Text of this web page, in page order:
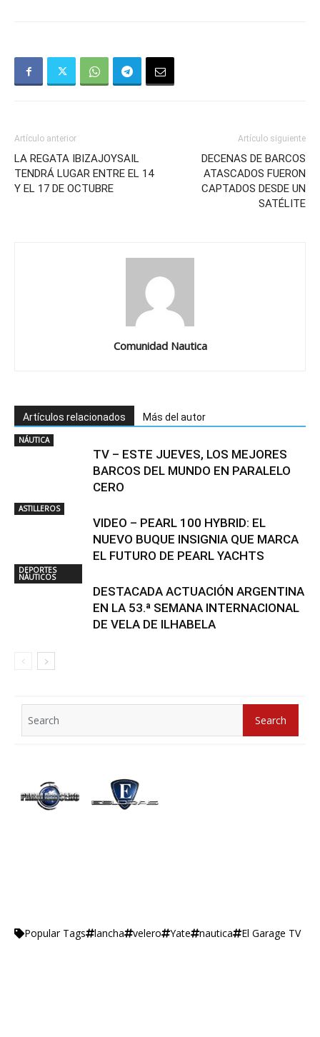
Artículo anterior
LA REGATA IBIZAJOYSAIL
TENDRÁ LUGAR ENTRE EL 14
Y EL 17 DE OCTUBRE
Artículo siguiente
DECENAS DE BARCOS
ATASCADOS FUERON
CAPTADOS DESDE UN
SATÉLITE
Comunidad Nautica
Artículos relacionados Más del autor
NÁUTICA
TV – ESTE JUEVES, LOS MEJORES
BARCOS DEL MUNDO EN PARALELO
CERO
ASTILLEROS
VIDEO – PEARL 100 HYBRID: EL
NUEVO BUQUE INSIGNIA QUE MARCA
EL FUTURO DE PEARL YACHTS
DEPORTES
NÁUTICOS
DESTACADA ACTUACIÓN ARGENTINA
EN LA 53.ª SEMANA INTERNACIONAL
DE VELA DE ILHABELA
for:
Search
Popular Tags lancha velero Yate nautica El Garage TV